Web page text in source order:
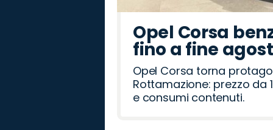
Opel Corsa
fino a fine
Opel Corsa torna
Rottamazione: prezzo da
e consumi contenuti.